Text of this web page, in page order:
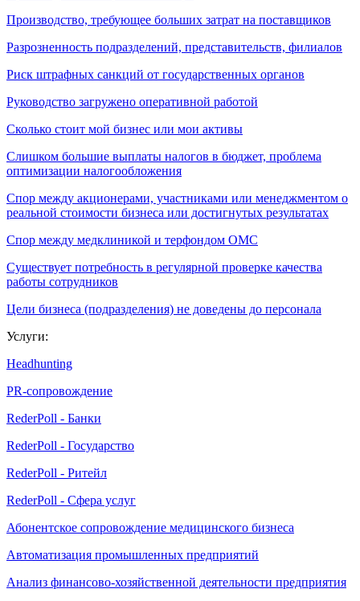
Производство, требующее больших затрат на поставщиков
Разрозненность подразделений, представительств, филиалов
Риск штрафных санкций от государственных органов
Руководство загружено оперативной работой
Сколько стоит мой бизнес или мои активы
Слишком большие выплаты налогов в бюджет, проблема
оптимизации налогообложения
Спор между акционерами, участниками или менеджментом о
реальной стоимости бизнеса или достигнутых результатах
Спор между медклиникой и терфондом ОМС
Существует потребность в регулярной проверке качества
работы сотрудников
Цели бизнеса (подразделения) не доведены до персонала
Услуги:
Headhunting
PR-сопровождение
RederPoll - Банки
RederPoll - Государство
RederPoll - Ритейл
RederPoll - Сфера услуг
Абонентское сопровождение медицинского бизнеса
Автоматизация промышленных предприятий
Анализ финансово-хозяйственной деятельности предприятия